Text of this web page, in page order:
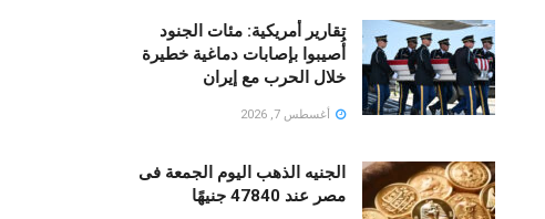
تقارير أمريكية: مئات الجنود
أُصيبوا بإصابات دماغية خطيرة
خلال الحرب مع إيران
أغسطس 7, 2026
الجنيه الذهب اليوم الجمعة فى
مصر عند 47840 جنيهًا